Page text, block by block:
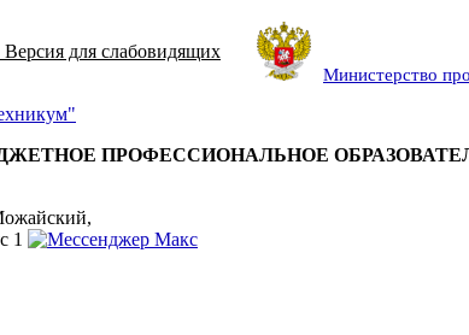
Версия для слабовидящих
Министерство
ПРОФЕССИОНАЛЬНОЕ
1